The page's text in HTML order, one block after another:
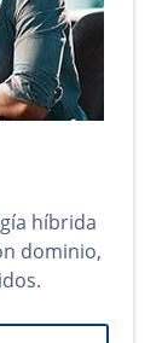
híbrida
dominio,